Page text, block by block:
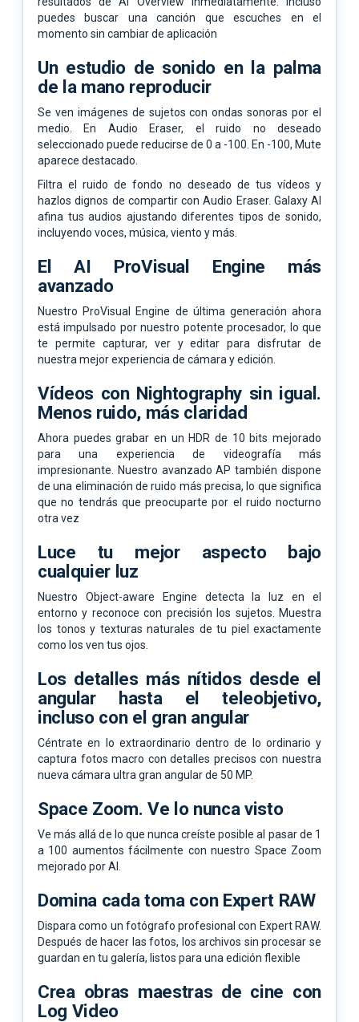
puedes buscar una canción que escuches en el
momento sin cambiar de aplicación
Un estudio de sonido en la palma
de la mano reproducir
Se ven imágenes de sujetos con ondas sonoras por el
medio. En Audio Eraser, el ruido no deseado
seleccionado puede reducirse de 0 a -100. En -100, Mute
aparece destacado.
Filtra el ruido de fondo no deseado de tus vídeos y
hazlos dignos de compartir con Audio Eraser. Galaxy AI
afina tus audios ajustando diferentes tipos de sonido,
incluyendo voces, música, viento y más.
El AI ProVisual Engine más
avanzado
Nuestro ProVisual Engine de última generación ahora
está impulsado por nuestro potente procesador, lo que
te permite capturar, ver y editar para disfrutar de
nuestra mejor experiencia de cámara y edición.
Vídeos con Nightography sin igual.
Menos ruido, más claridad
Ahora puedes grabar en un HDR de 10 bits mejorado
para una experiencia de videografía más
impresionante. Nuestro avanzado AP también dispone
de una eliminación de ruido más precisa, lo que significa
que no tendrás que preocuparte por el ruido nocturno
otra vez
Luce tu mejor aspecto bajo
cualquier luz
Nuestro Object-aware Engine detecta la luz en el
entorno y reconoce con precisión los sujetos. Muestra
los tonos y texturas naturales de tu piel exactamente
como los ven tus ojos.
Los detalles más nítidos desde el
angular hasta el teleobjetivo,
incluso con el gran angular
Céntrate en lo extraordinario dentro de lo ordinario y
captura fotos macro con detalles precisos con nuestra
nueva cámara ultra gran angular de 50 MP.
Space Zoom. Ve lo nunca visto
Ve más allá de lo que nunca creíste posible al pasar de 1
a 100 aumentos fácilmente con nuestro Space Zoom
mejorado por AI.
Domina cada toma con Expert RAW
Dispara como un fotógrafo profesional con Expert RAW.
Después de hacer las fotos, los archivos sin procesar se
guardan en tu galería, listos para una edición flexible
Crea obras maestras de cine con
Log Video